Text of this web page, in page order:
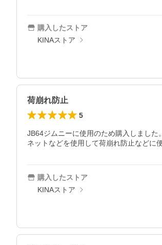
購入したストア
KINAストア
荷崩れ防止
5
JB64ジムニーに使用のため購入しました
ネットなどを使用して荷崩れ防止などに
購入したストア
KINAストア